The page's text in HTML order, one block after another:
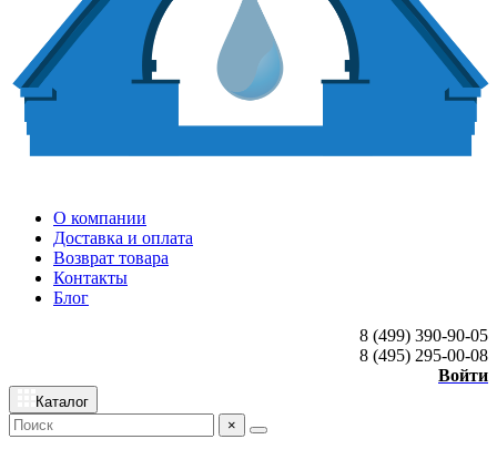
О компании
Доставка и оплата
Возврат товара
Контакты
Блог
8 (499) 390-90-05
8 (495) 295-00-08
Войти
Каталог
×